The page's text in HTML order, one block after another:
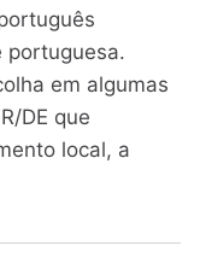
portuguesa.
em algumas
DE que
local, a